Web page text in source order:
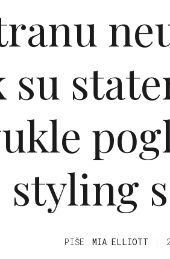
su
styling
PIŠE MIA ELLIOTT